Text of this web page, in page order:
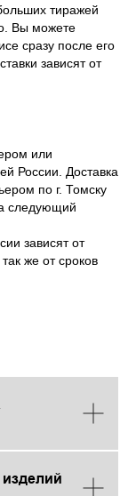
тиражей
Вы можете
сразу после его
зависят от
или
России. Доставка
по г. Томску
следующий
зависят от
же от сроков